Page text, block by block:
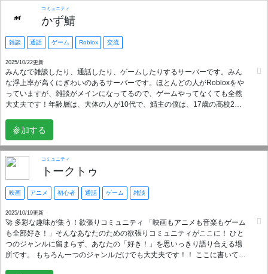
コミュニティ
かず鯖
雑談 通話 ゲーム Roblox 交流
2025/10/22更新
みんなで雑談したり、通話したり、ゲームしたりするサーバーです。みん
な浮上率が高くにぎわいのあるサーバーです。ほとんどの人がRobloxをや
っていますが、雑談がメインになってるので、ゲームやってなくても全然
大丈夫です！年齢層は、大体の人が10代で、鯖主の僕は、17歳の高校2年
たらみんな反応してくれて、自然となじめるようになると思います！ぜひ
入って素敵なメンバーの一員になってください！ 入ったら、ルールを確認
して、自己紹介を書いてください！
参加する
コミュニティ
トークトゥ
映画 アニメ 初心者 通話 ゲーム 雑談
2025/10/19更新
🚀 多彩な趣味が集う！欲張りコミュニティ 「映画もアニメも音楽もゲーム
も全部好き！」そんなあなたのための欲張りコミュニティがここに！ ひと
つのジャンルに留まらず、あなたの「好き！」を思いっきり語り合える場
所です。 もちろん一つのジャンルだけでも大丈夫です！！ ここに書いてあ